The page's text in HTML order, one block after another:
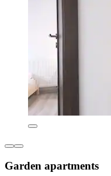
Garden apartments